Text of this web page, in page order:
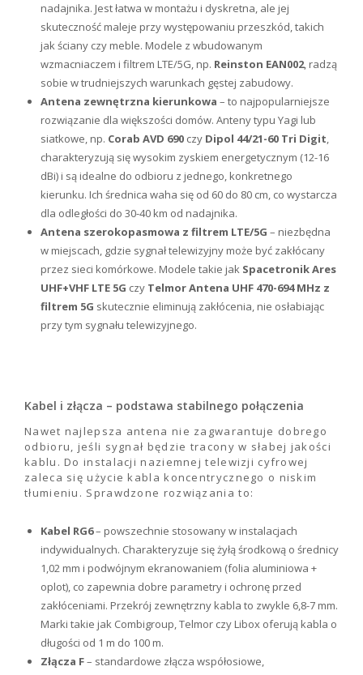
nadajnika. Jest łatwa w montażu i dyskretna, ale jej
skuteczność maleje przy występowaniu przeszkód, takich
jak ściany czy meble. Modele z wbudowanym
wzmacniaczem i filtrem LTE/5G, np. Reinston EAN002, radzą
sobie w trudniejszych warunkach gęstej zabudowy.
Antena zewnętrzna kierunkowa – to najpopularniejsze
rozwiązanie dla większości domów. Anteny typu Yagi lub
siatkowe, np. Corab AVD 690 czy Dipol 44/21-60 Tri Digit,
charakteryzują się wysokim zyskiem energetycznym (12-16
dBi) i są idealne do odbioru z jednego, konkretnego
kierunku. Ich średnica waha się od 60 do 80 cm, co wystarcza
dla odległości do 30-40 km od nadajnika.
Antena szerokopasmowa z filtrem LTE/5G – niezbędna
w miejscach, gdzie sygnał telewizyjny może być zakłócany
przez sieci komórkowe. Modele takie jak Spacetronik Ares
UHF+VHF LTE 5G czy Telmor Antena UHF 470-694 MHz z
filtrem 5G skutecznie eliminują zakłócenia, nie osłabiając
przy tym sygnału telewizyjnego.
Kabel i złącza – podstawa stabilnego połączenia
Nawet najlepsza antena nie zagwarantuje dobrego
odbioru, jeśli sygnał będzie tracony w słabej jakości
kablu. Do instalacji naziemnej telewizji cyfrowej
zaleca się użycie kabla koncentrycznego o niskim
tłumieniu. Sprawdzone rozwiązania to:
Kabel RG6– powszechnie stosowany w instalacjach
indywidualnych. Charakteryzuje się żyłą środkową o średnicy
1,02 mm i podwójnym ekranowaniem (folia aluminiowa +
oplot), co zapewnia dobre parametry i ochronę przed
zakłóceniami. Przekrój zewnętrzny kabla to zwykle 6,8-7 mm.
Marki takie jak Combigroup, Telmor czy Libox oferują kabla o
długości od 1 m do 100 m.
Złącza F– standardowe złącza współosiowe,